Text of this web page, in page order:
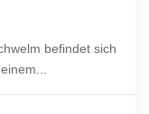
befindet sich